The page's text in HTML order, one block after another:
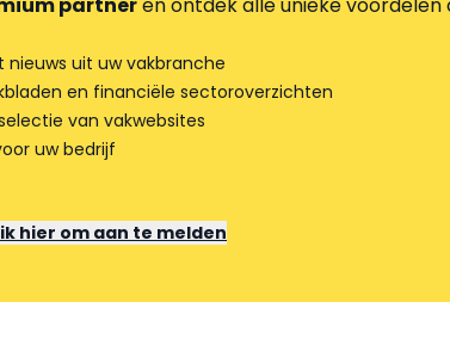
partneren ontdek alle unieke voordelen
nieuws uit uw vakbranche
en financiële sectoroverzichten
van vakwebsites
uw bedrijf
hier om aan te melden